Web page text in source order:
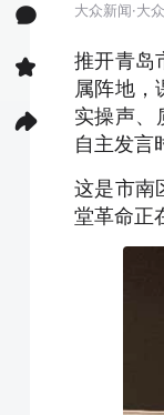
大众新闻·大
推开青岛
属阵地
实操声、
自主发言
这是市南
堂革命正